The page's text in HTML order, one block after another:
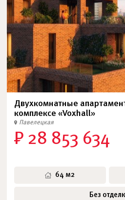
Двухкомнатные
комплексе «Voxhall»
Павелецкая
₽ 28 853 634
64 м2
Без